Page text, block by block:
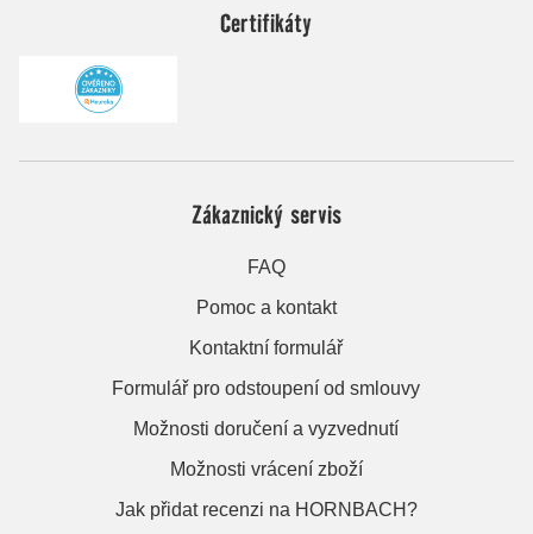
Certifikáty
Zákaznický servis
FAQ
Pomoc a kontakt
Kontaktní formulář
Formulář pro odstoupení od smlouvy
Možnosti doručení a vyzvednutí
Možnosti vrácení zboží
Jak přidat recenzi na HORNBACH?